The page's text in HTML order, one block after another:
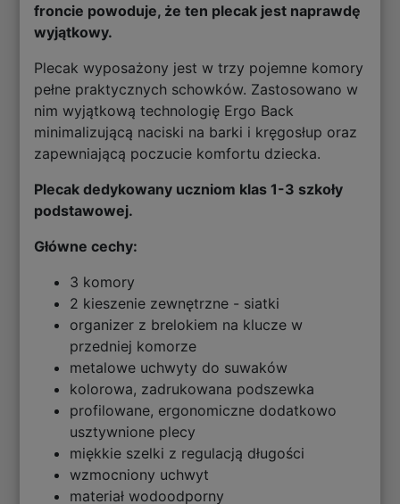
froncie powoduje, że ten plecak jest naprawdę
wyjątkowy.
Plecak wyposażony jest w trzy pojemne komory
pełne praktycznych schowków. Zastosowano w
nim wyjątkową technologię Ergo Back
minimalizującą naciski na barki i kręgosłup oraz
zapewniającą poczucie komfortu dziecka.
Plecak dedykowany uczniom klas 1-3 szkoły
podstawowej.
Główne cechy:
3 komory
2 kieszenie zewnętrzne - siatki
organizer z brelokiem na klucze w
przedniej komorze
metalowe uchwyty do suwaków
kolorowa, zadrukowana podszewka
profilowane, ergonomiczne dodatkowo
usztywnione plecy
miękkie szelki z regulacją długości
wzmocniony uchwyt
materiał wodoodporny